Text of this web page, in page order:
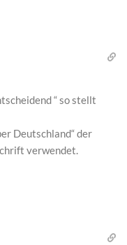
“ so stellt
Deutschland“ der
verwendet.